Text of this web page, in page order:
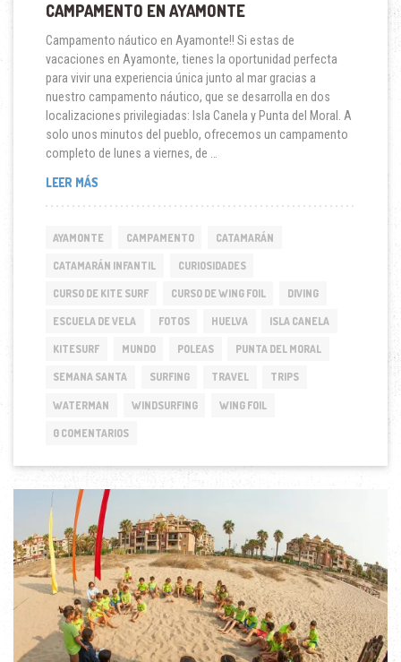
CAMPAMENTO EN AYAMONTE
Campamento náutico en Ayamonte!! Si estas de
vacaciones en Ayamonte, tienes la oportunidad perfecta
para vivir una experiencia única junto al mar gracias a
nuestro campamento náutico, que se desarrolla en dos
localizaciones privilegiadas: Isla Canela y Punta del Moral. A
solo unos minutos del pueblo, ofrecemos un campamento
completo de lunes a viernes, de …
LEER MÁSCAMPAMENTO
AYAMONTE CAMPAMENTO CATAMARÁN
CATAMARÁN INFANTIL CURIOSIDADES
CURSO DE KITE SURF CURSO DE WING FOIL DIVING
ESCUELA DE VELA FOTOS HUELVA ISLA CANELA
KITESURF MUNDO POLEAS PUNTA DEL MORAL
SEMANA SANTA SURFING TRAVEL TRIPS
WATERMAN WINDSURFING WING FOIL
0 COMENTARIOS